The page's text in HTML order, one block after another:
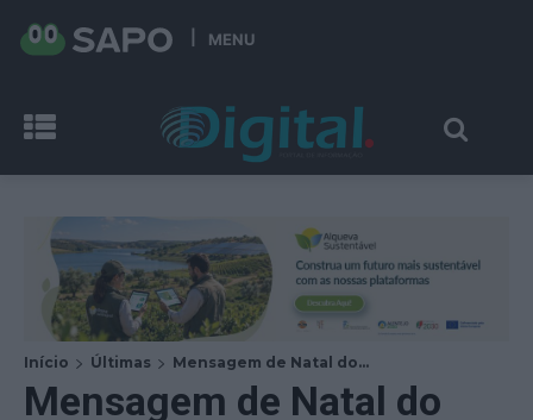
MENU
Início Últimas Mensagem de Natal do...
Mensagem de Natal do